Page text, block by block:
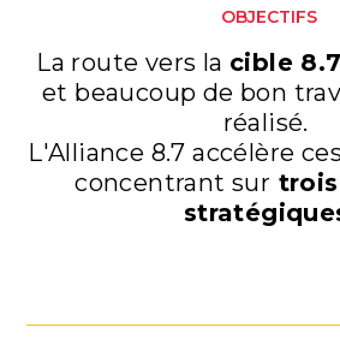
OBJECTIFS
La route vers la cible 8.7
et beaucoup de bon
réalisé.
L'Alliance 8.7 accélère
concentrant sur